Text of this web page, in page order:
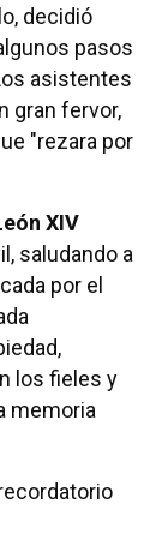
decidió
pasos
asistentes
gran fervor,
"rezara por
XIV
saludando a
por el
los fieles y
memoria